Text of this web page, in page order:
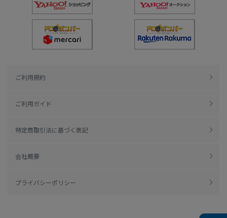
ご利用規約
ご利用ガイド
特定商取引法に基づく表記
会社概要
プライバシーポリシー